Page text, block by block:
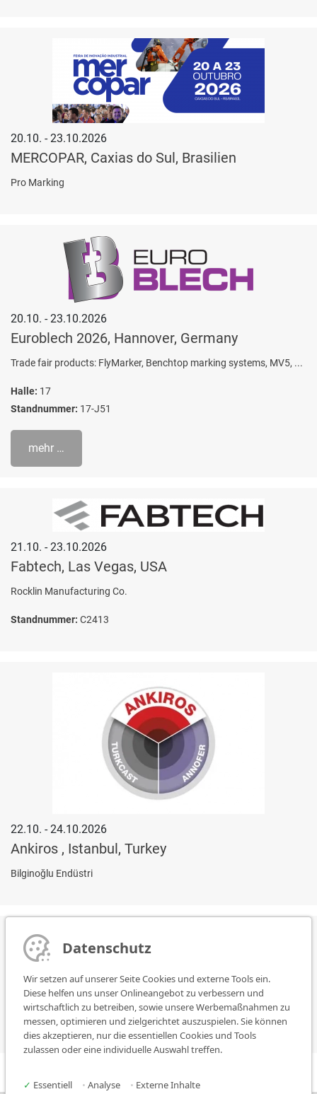
20.10. - 23.10.2026
MERCOPAR, Caxias do Sul, Brasilien
Pro Marking
20.10. - 23.10.2026
Euroblech 2026, Hannover, Germany
Trade fair products: FlyMarker, Benchtop marking systems, MV5, ...
Halle: 17
Standnummer: 17-J51
mehr …
21.10. - 23.10.2026
Fabtech, Las Vegas, USA
Rocklin Manufacturing Co.
Standnummer: C2413
22.10. - 24.10.2026
Ankiros , Istanbul, Turkey
Bilginoğlu Endüstri
04.11. - 07.11.2026
KALİTE, Ankara, Turkey
Bilginoğlu Endüstri
Datenschutz
Wir setzen auf unserer Seite Cookies und externe Tools ein.
Diese helfen uns unser Onlineangebot zu verbessern und
wirtschaftlich zu betreiben, sowie unsere Werbemaßnahmen zu
messen, optimieren und zielgerichtet auszuspielen. Sie können
dies akzeptieren, nur die essentiellen Cookies und Tools
zulassen oder eine individuelle Auswahl treffen.
✓ Essentiell • Analyse • Externe Inhalte